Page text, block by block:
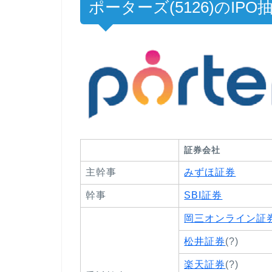
ポーターズ(5126)のIPO
証券会社
主幹事 みずほ証券
幹事 SBI証券
岡三オンライン証
松井証券(?)
楽天証券(?)